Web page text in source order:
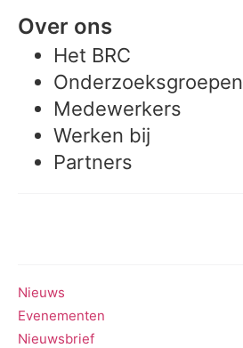
Over ons
Het BRC
Onderzoeksgroepen
Medewerkers
Werken bij
Partners
Nieuws
Evenementen
Nieuwsbrief